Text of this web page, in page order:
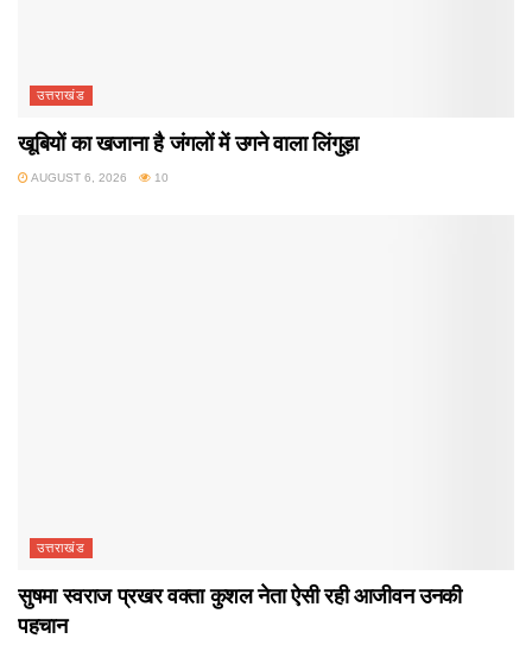
उत्तराखंड
खूबियों का खजाना है जंगलों में उगने वाला लिंगुड़ा
AUGUST 6, 2026 10
उत्तराखंड
सुषमा स्वराज प्रखर वक्ता कुशल नेता ऐसी रही आजीवन उनकी
पहचान